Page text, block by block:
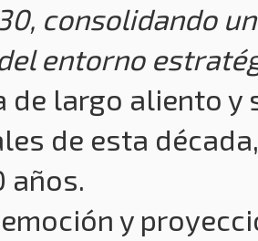
consolidando
entorno
de largo aliento y
de esta
años.
y